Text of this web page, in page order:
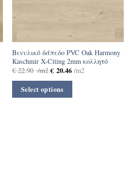
Βινυλικό δάπεδο PVC Oak Harmony
Kaschmir X-Citing 2mm κολλητό
€22.90 /m2 €20.46/m2
Select options